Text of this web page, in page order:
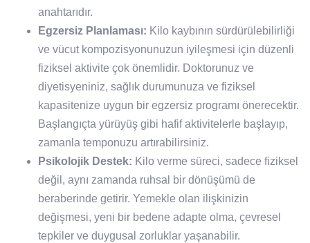
anahtarıdır.
Egzersiz Planlaması: Kilo kaybının sürdürülebilirliği
ve vücut kompozisyonunuzun iyileşmesi için düzenli
fiziksel aktivite çok önemlidir. Doktorunuz ve
diyetisyeniniz, sağlık durumunuza ve fiziksel
kapasitenize uygun bir egzersiz programı önerecektir.
Başlangıçta yürüyüş gibi hafif aktivitelerle başlayıp,
zamanla temponuzu artırabilirsiniz.
Psikolojik Destek: Kilo verme süreci, sadece fiziksel
değil, aynı zamanda ruhsal bir dönüşümü de
beraberinde getirir. Yemekle olan ilişkinizin
değişmesi, yeni bir bedene adapte olma, çevresel
tepkiler ve duygusal zorluklar yaşanabilir.